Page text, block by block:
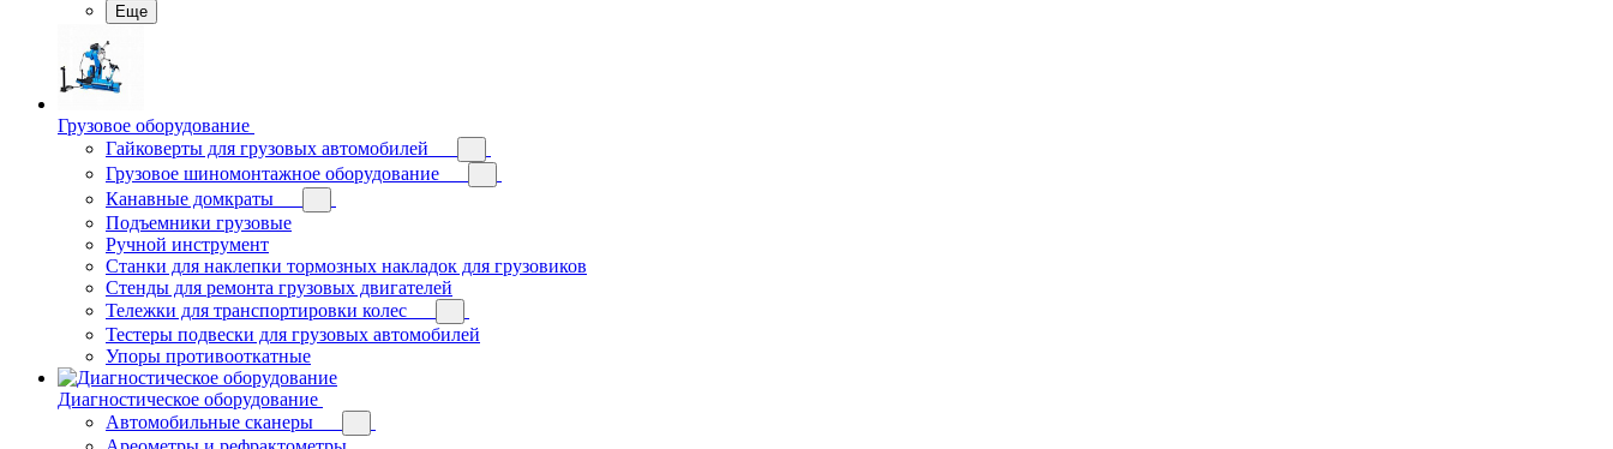
Еще
Грузовое оборудование
Гайковерты для грузовых автомобилей
Грузовое шиномонтажное оборудование
Канавные домкраты
Подъемники грузовые
Ручной инструмент
Станки для наклепки тормозных накладок для грузовиков
Стенды для ремонта грузовых двигателей
Тележки для транспортировки колес
Тестеры подвески для грузовых автомобилей
Упоры противооткатные
Диагностическое оборудование
Автомобильные сканеры